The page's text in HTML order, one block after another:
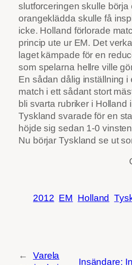
slutforceringen skulle börja
orangeklädda skulle få
icke. Holland förlorade
princip ute ur EM. Det
laget kämpade för en
som spelarna hellre ville
En sådan dålig inställning i
match i ett sådant stort
bli svarta rubriker i Holland
Tyskland svarade för en
höjde sig sedan 1-0
Nu börjar Tyskland se ut
2012 EM Holland
←
Varela
Insändare: